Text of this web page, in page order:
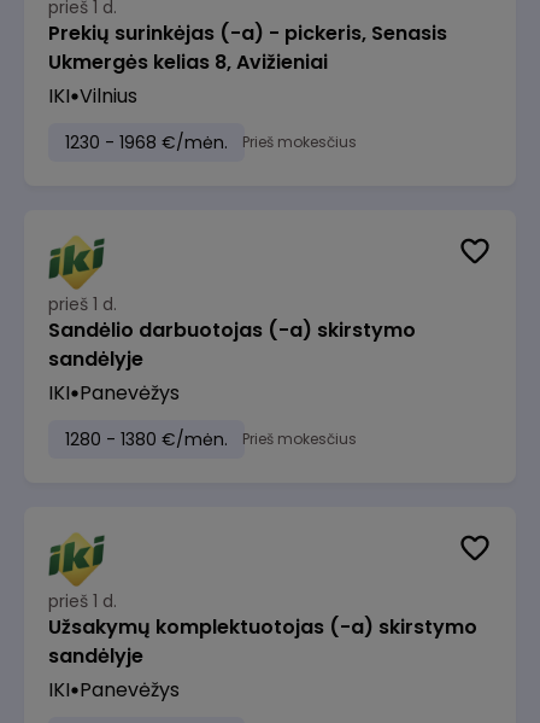
prieš 1 d.
Prekių surinkėjas (-a) - pickeris, Senasis
Ukmergės kelias 8, Avižieniai
IKI Vilnius
1230 - 1968 €/mėn. Prieš mokesčius
prieš 1 d.
Sandėlio darbuotojas (-a) skirstymo
sandėlyje
IKI Panevėžys
1280 - 1380 €/mėn. Prieš mokesčius
prieš 1 d.
Užsakymų komplektuotojas (-a) skirstymo
sandėlyje
IKI Panevėžys